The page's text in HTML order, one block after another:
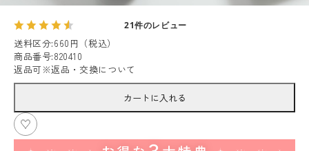
21件のレビュー
送料区分:660円（税込）
商品番号:820410
返品可 ※返品・交換について
カートに入れる